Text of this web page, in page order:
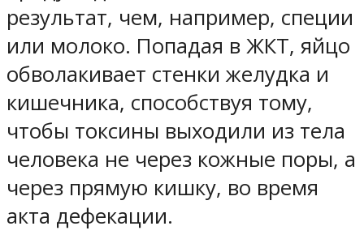
результат, чем, например, специи
или молоко. Попадая в ЖКТ, яйцо
обволакивает стенки желудка и
кишечника, способствуя тому,
чтобы токсины выходили из тела
человека не через кожные поры, а
через прямую кишку, во время
акта дефекации.